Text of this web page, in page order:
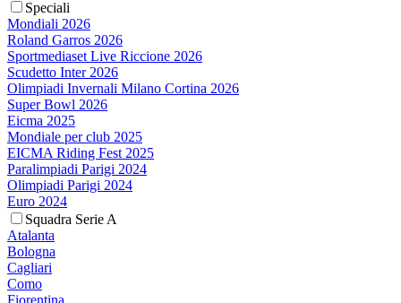
Speciali
Mondiali 2026
Roland Garros 2026
Sportmediaset Live Riccione 2026
Scudetto Inter 2026
Olimpiadi Invernali Milano Cortina 2026
Super Bowl 2026
Eicma 2025
Mondiale per club 2025
EICMA Riding Fest 2025
Paralimpiadi Parigi 2024
Olimpiadi Parigi 2024
Euro 2024
Squadra Serie A
Atalanta
Bologna
Cagliari
Como